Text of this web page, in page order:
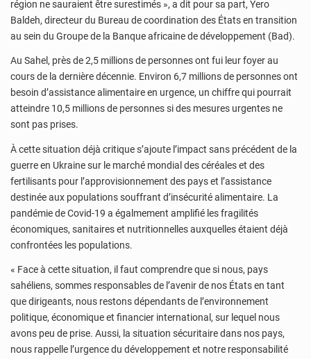
région ne sauraient être surestimés », a dit pour sa part, Yero
Baldeh, directeur du Bureau de coordination des États en transition
au sein du Groupe de la Banque africaine de développement (Bad).
Au Sahel, près de 2,5 millions de personnes ont fui leur foyer au
cours de la dernière décennie. Environ 6,7 millions de personnes ont
besoin d’assistance alimentaire en urgence, un chiffre qui pourrait
atteindre 10,5 millions de personnes si des mesures urgentes ne
sont pas prises.
À cette situation déjà critique s’ajoute l’impact sans précédent de la
guerre en Ukraine sur le marché mondial des céréales et des
fertilisants pour l’approvisionnement des pays et l’assistance
destinée aux populations souffrant d’insécurité alimentaire. La
pandémie de Covid-19 a égalmement amplifié les fragilités
économiques, sanitaires et nutritionnelles auxquelles étaient déjà
confrontées les populations.
« Face à cette situation, il faut comprendre que si nous, pays
sahéliens, sommes responsables de l’avenir de nos États en tant
que dirigeants, nous restons dépendants de l’environnement
politique, économique et financier international, sur lequel nous
avons peu de prise. Aussi, la situation sécuritaire dans nos pays,
nous rappelle l’urgence du développement et notre responsabilité